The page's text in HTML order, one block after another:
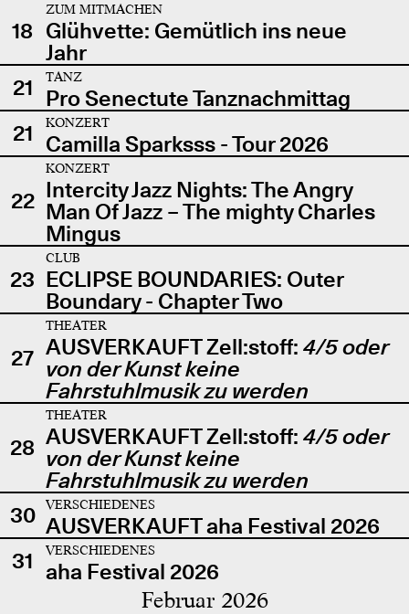
18
ZUM MITMACHEN
Glühvette: Gemütlich ins neue
Jahr
21
TANZ
Pro Senectute Tanznachmittag
21
KONZERT
Camilla Sparksss - Tour 2026
22
KONZERT
Intercity Jazz Nights: The Angry
Man Of Jazz – The mighty Charles
Mingus
23
CLUB
ECLIPSE BOUNDARIES: Outer
Boundary - Chapter Two
27
THEATER
AUSVERKAUFT Zell:stoff: 4/5 oder
von der Kunst keine
Fahrstuhlmusik zu werden
28
THEATER
AUSVERKAUFT Zell:stoff: 4/5 oder
von der Kunst keine
Fahrstuhlmusik zu werden
30
VERSCHIEDENES
AUSVERKAUFT aha Festival 2026
31
VERSCHIEDENES
aha Festival 2026
Februar 2026